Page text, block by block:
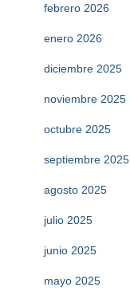
febrero 2026
enero 2026
diciembre 2025
noviembre 2025
octubre 2025
septiembre 2025
agosto 2025
julio 2025
junio 2025
mayo 2025